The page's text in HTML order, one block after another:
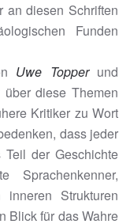
an diesen Schriften
Funden
Uwe Topperund
diese Themen
Kritiker zu Wort
dass jeder
der Geschichte
Sprachenkenner,
Strukturen
Blick für das Wahre